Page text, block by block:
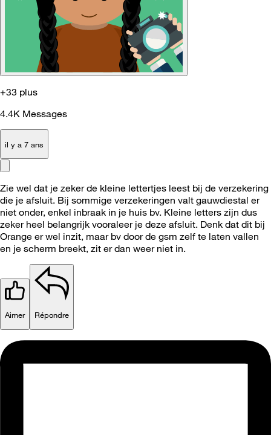
+33 plus
4.4K Messages
il y a 7 ans
Zie wel dat je zeker de kleine lettertjes leest bij de verzekering
die je afsluit. Bij sommige verzekeringen valt gauwdiestal er
niet onder, enkel inbraak in je huis bv. Kleine letters zijn dus
zeker heel belangrijk vooraleer je deze afsluit. Denk dat dit bij
Orange er wel inzit, maar bv door de gsm zelf te laten vallen
en je scherm breekt, zit er dan weer niet in.
Aimer Répondre